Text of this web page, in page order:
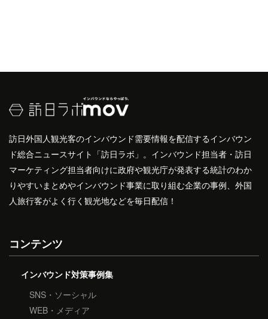
訪日外国人観光客のインバウンド需要情報を配信するインバウン
ド総合ニュースサイト「訪日ラボ」。インバウンド担当者・訪日
マーケティング担当者向けに政府や観光庁が発表する統計のわか
りやすいまとめやインバウンド事業に取り組む企業の事例、外国
人旅行客がよく行く観光地などを毎日配信！
コンテンツ
インバウンド対策事例集
SNS・ソーシャル
WEB・メディア